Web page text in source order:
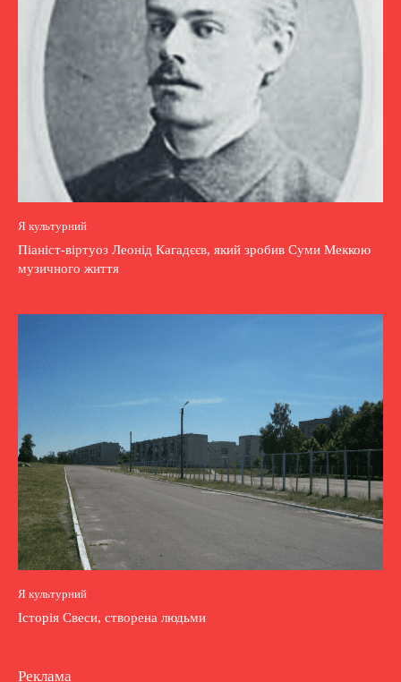
Я культурний
Піаніст-віртуоз Леонід Кагадєєв, який зробив Суми Меккою
музичного життя
Я культурний
Історія Свеси, створена людьми
Реклама